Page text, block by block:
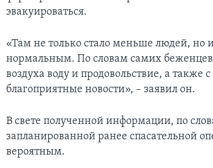
эвакуироваться.
«Там не только стало меньше людей, но
нормальным. По словам самих
воздуха воду и продовольствие, а
благоприятные новости», – заявил он.
В свете полученной информации, по
запланированной ранее спасательной
вероятным.